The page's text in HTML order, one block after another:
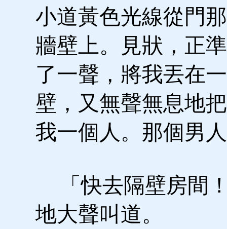
小道黃色光線從門
牆壁上。見狀，正
了一聲，將我丟在
壁，又無聲無息地
我一個人。那個男
「快去隔壁房間
地大聲叫道。